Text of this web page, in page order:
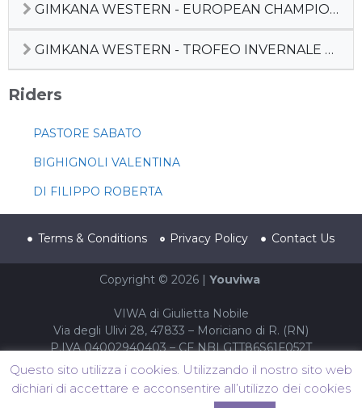
GIMKANA WESTERN - EUROPEAN CHAMPIONSHIP 2024
GIMKANA WESTERN - TROFEO INVERNALE WINTER CHALLENGE 2024
Riders
PASTORE SABATO
BIGHIGNOLI VALENTINA
DI FILIPPO ROBERTA
Terms & Conditions Privacy Policy Contact Us
Copyright © 2026 | Youviwa
VIWA di Giulietta Nobile
Via degli Ulivi 28, 47833 – Moriciano di R. (RN)
P.IVA 04002940403 – CF NBLGTT86S61F052T
Questo sito utilizza i cookies. Utilizzando il nostro sito web
dichiari di accettare e acconsentire all’utilizzo dei cookies